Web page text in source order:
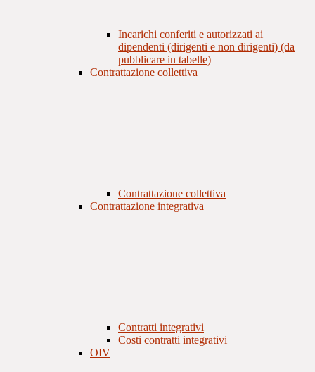
Incarichi conferiti e autorizzati ai
dipendenti (dirigenti e non dirigenti) (da
pubblicare in tabelle)
Contrattazione collettiva
Contrattazione collettiva
Contrattazione integrativa
Contratti integrativi
Costi contratti integrativi
OIV